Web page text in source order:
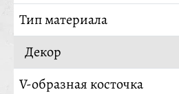
Тип материала
Декор
V-образная косточка